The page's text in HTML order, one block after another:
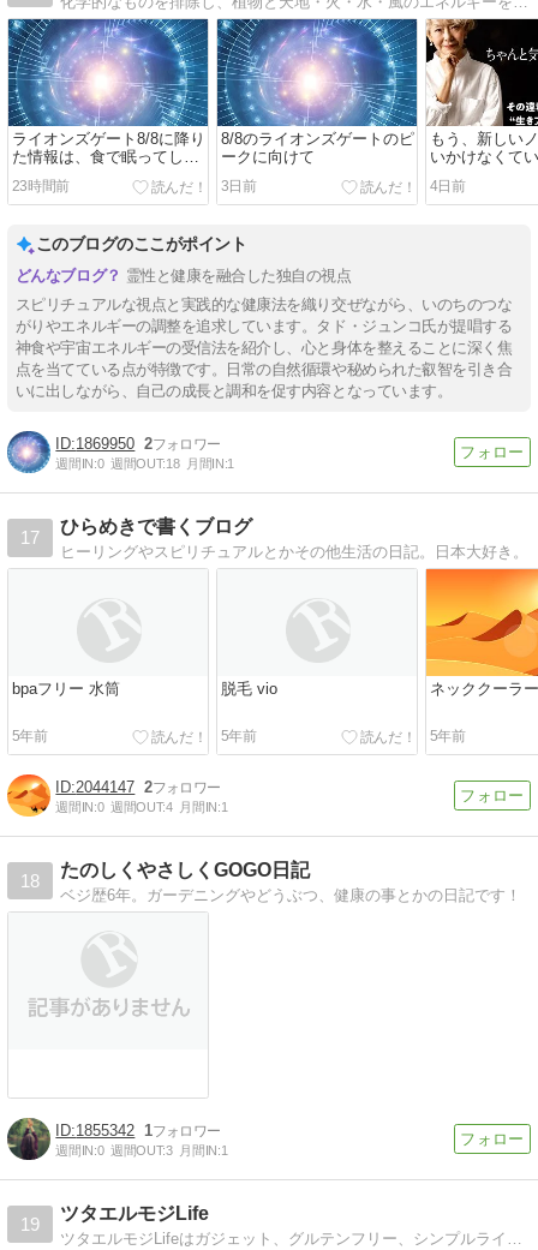
ライオンズゲート8/8に降り
た情報は、食で眠ってしま
った人を目覚めさせよ
23時間前
8/8のライオンズゲートのピ
ークに向けて
3日前
もう、新しい
いかけなくて
4日前
このブログのここがポイント
霊性と健康を融合した独自の視点
スピリチュアルな視点と実践的な健康法を織り交ぜながら、いのちのつな
がりやエネルギーの調整を追求しています。タド・ジュンコ氏が提唱する
神食や宇宙エネルギーの受信法を紹介し、心と身体を整えることに深く焦
点を当てている点が特徴です。日常の自然循環や秘められた叡智を引き合
いに出しながら、自己の成長と調和を促す内容となっています。
1869950 2
週間IN:0 週間OUT:18 月間IN:1
17
ひらめきで書くブログ
ヒーリングやスピリチュアルとかその他生活の日記。日本大好き。
bpaフリー 水筒
5年前
脱毛 vio
5年前
ネッククーラ
5年前
2044147 2
週間IN:0 週間OUT:4 月間IN:1
18
たのしくやさしくGOGO日記
ベジ歴6年。ガーデニングやどうぶつ、健康の事とかの日記です！
1855342 1
週間IN:0 週間OUT:3 月間IN:1
19
ツタエルモジLife
ツタエルモジLifeはガジェット、グルテンフリー、シンプルライフ、節約、健康情報などを基本に使用感や感じたり想ったりした事を伝えるブログです。